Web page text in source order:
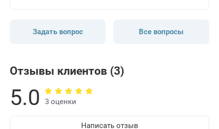
Задать вопрос Все вопросы
Отзывы клиентов (3)
5.0 3 оценки
Написать отзыв